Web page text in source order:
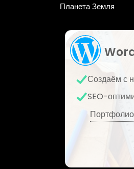
Планета Земля
Создаём с
SEO-
Портфолио